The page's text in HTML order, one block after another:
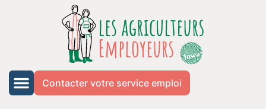
Contacter votre service emploi